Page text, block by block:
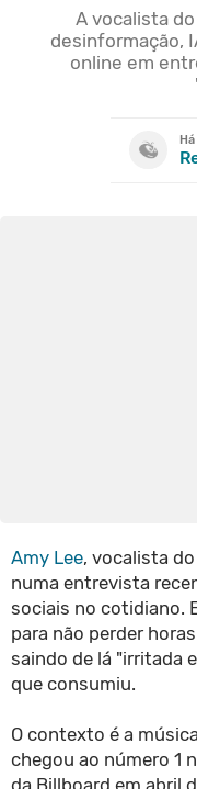
A vocalista
desinformação,
online em
Amy Lee, vocalista do
numa entrevista
sociais no cotidiano.
para não perder
saindo de lá "irritada
que consumiu.
O contexto é a
chegou ao número 1
da Billboard em abril